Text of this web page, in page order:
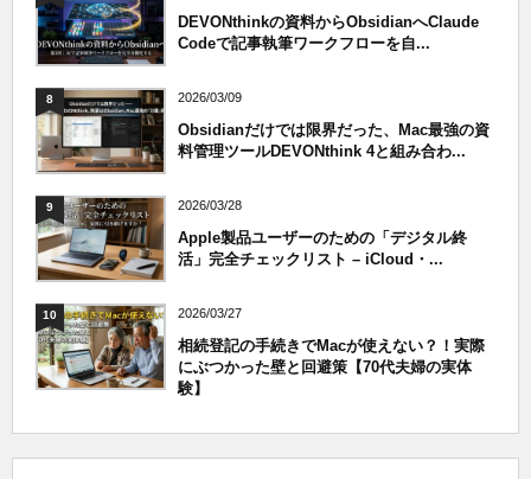
DEVONthinkの資料からObsidianへClaude
Codeで記事執筆ワークフローを自...
8 2026/03/09
Obsidianだけでは限界だった、Mac最強の資
料管理ツールDEVONthink 4と組み合わ...
9 2026/03/28
Apple製品ユーザーのための「デジタル終
活」完全チェックリスト – iCloud・...
10 2026/03/27
相続登記の手続きでMacが使えない？！実際
にぶつかった壁と回避策【70代夫婦の実体
験】